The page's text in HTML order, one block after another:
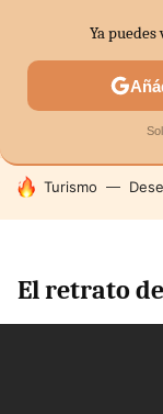
SECTORES
HOY SE HABLA
Turismo
El retrato
Ya puedes